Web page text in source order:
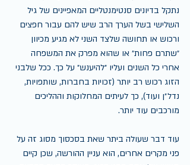
נתקל בדיונים סנטימנטליים המאפיינים של גיל
השלישי בשל הערך הרב שיש להם עבור חפצים
ורכוש או תחושה שלצד השני לא מגיע מכיוון
״שתרם פחות״ או שהוא מפרק את המשפחה
אחרי כל השנים ועליו ״להיענש״ על כך. ככל שלבני
הזוג רכוש רב יותר (זכויות בחברות, שותפויות,
נדל״ן ועוד), כך לעיתים המחלוקות וההליכים
מורכבים עוד יותר.
עוד דבר שעולה ביתר שאת בסכסוך מסוג זה על
פני מקרים אחרים, הוא עניין ההורשה, שכן קיים